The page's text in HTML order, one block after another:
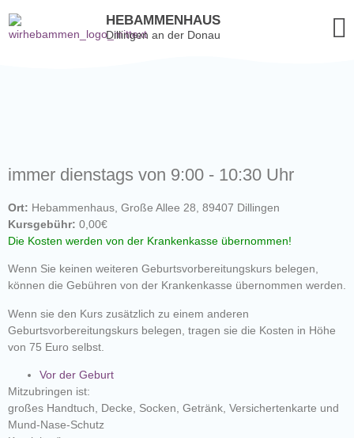
HEBAMMENHAUS
Dillingen an der Donau
immer dienstags von 9:00 - 10:30 Uhr
Ort: Hebammenhaus, Große Allee 28, 89407 Dillingen
Kursgebühr: 0,00€
Die Kosten werden von der Krankenkasse übernommen!
Wenn Sie keinen weiteren Geburtsvorbereitungskurs belegen,
können die Gebühren von der Krankenkasse übernommen werden.
Wenn sie den Kurs zusätzlich zu einem anderen
Geburtsvorbereitungskurs belegen, tragen sie die Kosten in Höhe
von 75 Euro selbst.
Vor der Geburt
Mitzubringen ist:
großes Handtuch, Decke, Socken, Getränk, Versichertenkarte und
Mund-Nase-Schutz